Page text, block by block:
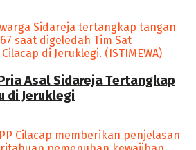
Asal Sidareja Tertangkap
di Jeruklegi